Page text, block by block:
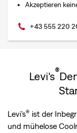
Akzeptieren
+43 555 220
Levi's®
Levi’s® ist der
und mühelose